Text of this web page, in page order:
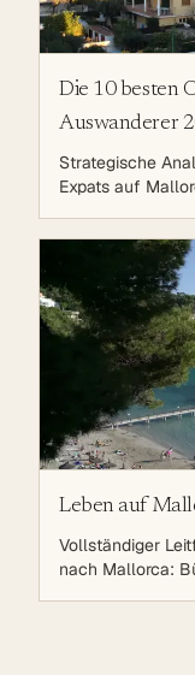
Die 10 besten
Auswanderer
Strategische
Expats auf
(NIE,
sowie
Standortwahl.
Leben auf
Vollständiger
nach Mallorca: